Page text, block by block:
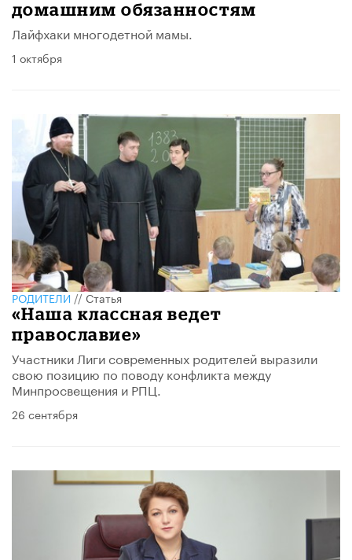
домашним обязанностям
Лайфхаки многодетной мамы.
1 октября
РОДИТЕЛИ//Статья
«Наша классная ведет
православие»
Участники Лиги современных родителей выразили
свою позицию по поводу конфликта между
Минпросвещения и РПЦ.
26 сентября